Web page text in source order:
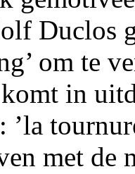
Duclos
om te
in
’la
met de